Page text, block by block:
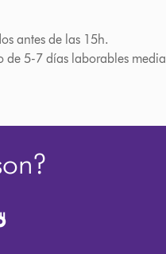
antes de las 15h.
de 5-7 días laborables